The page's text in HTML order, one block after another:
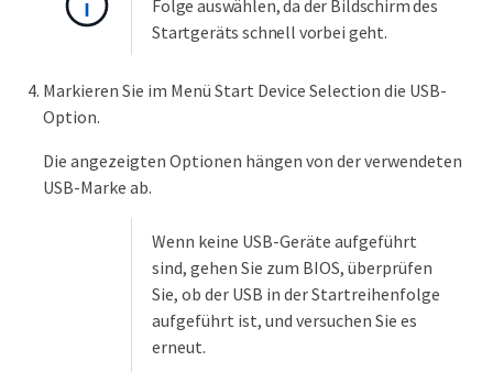
Folge auswählen, da der Bildschirm des
Startgeräts schnell vorbei geht.
Markieren Sie im Menü Start Device Selection die USB-
Option.
Die angezeigten Optionen hängen von der verwendeten
USB-Marke ab.
Wenn keine USB-Geräte aufgeführt
sind, gehen Sie zum BIOS, überprüfen
Sie, ob der USB in der Startreihenfolge
aufgeführt ist, und versuchen Sie es
erneut.